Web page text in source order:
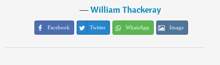
―William Thackeray
Facebook Twitter WhatsApp Image